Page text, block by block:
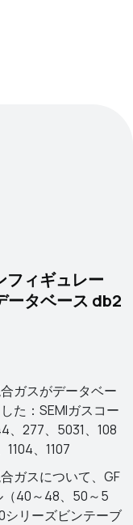
ィギュレー
ータベース db2
ガスがデータベー
た：SEMIガスコー
、277、5031、108
1104、1107
ガスについて、GF
40～48、50～5
シリーズビンテーブ